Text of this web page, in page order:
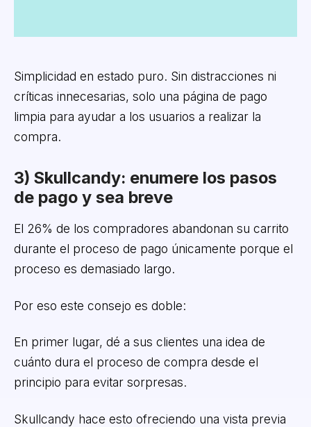
Simplicidad en estado puro. Sin distracciones ni
críticas innecesarias, solo una página de pago
limpia para ayudar a los usuarios a realizar la
compra.
3) Skullcandy: enumere los pasos
de pago y sea breve
El 26% de los compradores abandonan su carrito
durante el proceso de pago únicamente porque el
proceso es demasiado largo.
Por eso este consejo es doble:
En primer lugar, dé a sus clientes una idea de
cuánto dura el proceso de compra desde el
principio para evitar sorpresas.
Skullcandy hace esto ofreciendo una vista previa